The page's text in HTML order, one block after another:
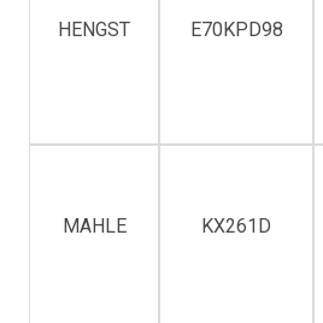
HENGST E70KPD98
MAHLE KX261D